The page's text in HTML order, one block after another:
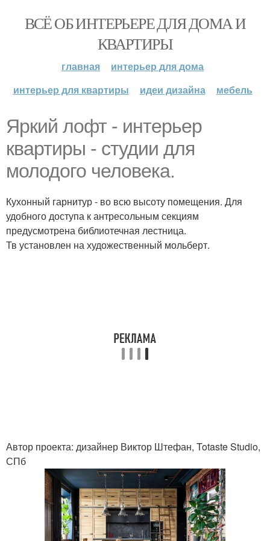
ВСЁ ОБ ИНТЕРЬЕРЕ ДЛЯ ДОМА И
КВАРТИРЫ
главная
интерьер для дома
интерьер для квартиры
идеи дизайна мебель
Яркий лофт - интерьер
квартиры - студии для
молодого человека.
Кухонный гарнитур - во всю высоту помещения. Для
удобного доступа к антресольным секциям
предусмотрена библиотечная лестница.
Тв установлен на художественный мольберт.
Автор проекта: дизайнер Виктор Штефан, Totaste Studio,
СПб